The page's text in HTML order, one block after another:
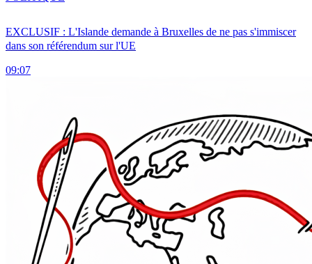
EXCLUSIF : L'Islande demande à Bruxelles de ne pas s'immiscer
dans son référendum sur l'UE
09:07